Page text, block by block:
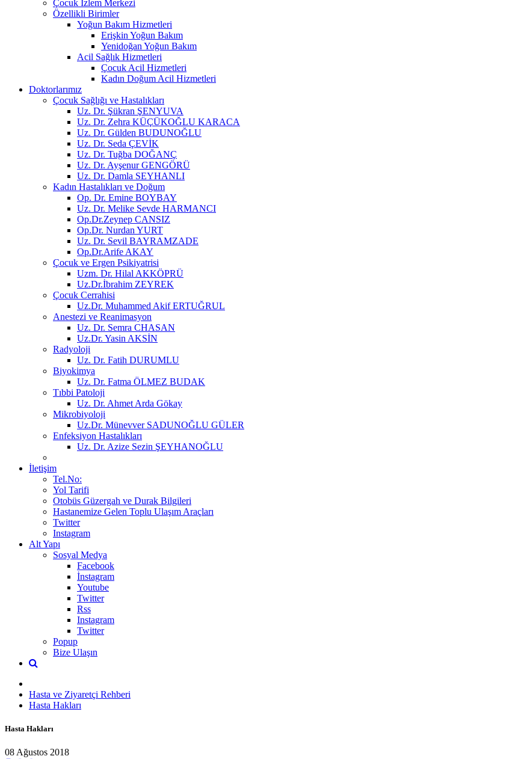
Çocuk İzlem Merkezi
Özellikli Birimler
Yoğun Bakım Hizmetleri
Erişkin Yoğun Bakım
Yenidoğan Yoğun Bakım
Acil Sağlık Hizmetleri
Çocuk Acil Hizmetleri
Kadın Doğum Acil Hizmetleri
Doktorlarımız
Çocuk Sağlığı ve Hastalıkları
Uz. Dr. Şükran ŞENYUVA
Uz. Dr. Zehra KÜÇÜKOĞLU KARACA
Uz. Dr. Gülden BUDUNOĞLU
Uz. Dr. Seda ÇEVİK
Uz. Dr. Tuğba DOĞANÇ
Uz. Dr. Ayşenur GENGÖRÜ
Uz. Dr. Damla SEYHANLI
Kadın Hastalıkları ve Doğum
Op. Dr. Emine BOYBAY
Uz. Dr. Melike Sevde HARMANCI
Op.Dr.Zeynep CANSIZ
Op.Dr. Nurdan YURT
Uz. Dr. Sevil BAYRAMZADE
Op.Dr.Arife AKAY
Çocuk ve Ergen Psikiyatrisi
Uzm. Dr. Hilal AKKÖPRÜ
Uz.Dr.İbrahim ZEYREK
Çocuk Cerrahisi
Uz.Dr. Muhammed Akif ERTUĞRUL
Anestezi ve Reanimasyon
Uz. Dr. Semra CHASAN
Uz.Dr. Yasin AKSİN
Radyoloji
Uz. Dr. Fatih DURUMLU
Biyokimya
Uz. Dr. Fatma ÖLMEZ BUDAK
Tıbbi Patoloji
Uz. Dr. Ahmet Arda Gökay
Mikrobiyoloji
Uz.Dr. Münevver SADUNOĞLU GÜLER
Enfeksiyon Hastalıkları
Uz. Dr. Azize Sezin ŞEYHANOĞLU
İletişim
Tel.No:
Yol Tarifi
Otobüs Güzergah ve Durak Bilgileri
Hastanemize Gelen Toplu Ulaşım Araçları
Twitter
Instagram
Alt Yapı
Sosyal Medya
Facebook
İnstagram
Youtube
Twitter
Rss
Instagram
Twitter
Popup
Bize Ulaşın
Hasta ve Ziyaretçi Rehberi
Hasta Hakları
Hasta Hakları
08 Ağustos 2018